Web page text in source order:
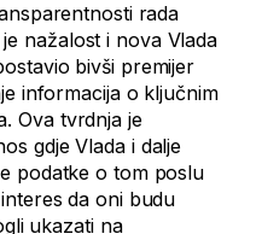
rada
nažalost i nova Vlada
bivši premijer
informacija o ključnim
Ova tvrdnja je
gdje Vlada i dalje
podatke o tom poslu
da oni budu
ukazati na